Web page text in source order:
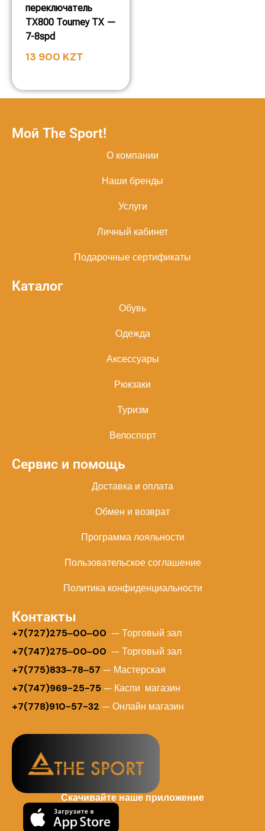
переключатель
TX800 Tourney TX —
7-8spd
13 900 KZT
Мой The Sport!
О компании
Наши бренды
Услуги
Личный кабинет
Подарочные сертификаты
Каталог
Обувь
Одежда
Аксессуары
Рюкзаки
Туризм
Велоспорт
Сервис и помощь
Доставка и оплата
Обмен и возврат
Программа лояльности
Пользовательское соглашение
Политика конфиденциальности
Контакты
+7(727)275‒00‒00 — Торговый зал
+7(747)275‒00‒00 — Торговый зал
+7(775)833‒78‒57 — Мастерская
+7(747)969-25-75 — Каспи магазин
+7(778)910-57-32 — Онлайн магазин
Скачивайте наше приложение